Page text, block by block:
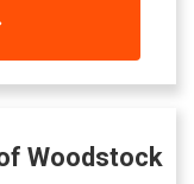
Woodstock